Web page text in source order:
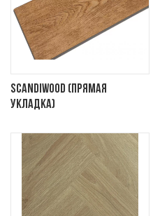
ScandiWood (Прямая
укладка)